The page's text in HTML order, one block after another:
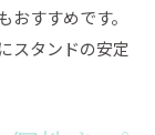
すすめです。
スタンドの安定